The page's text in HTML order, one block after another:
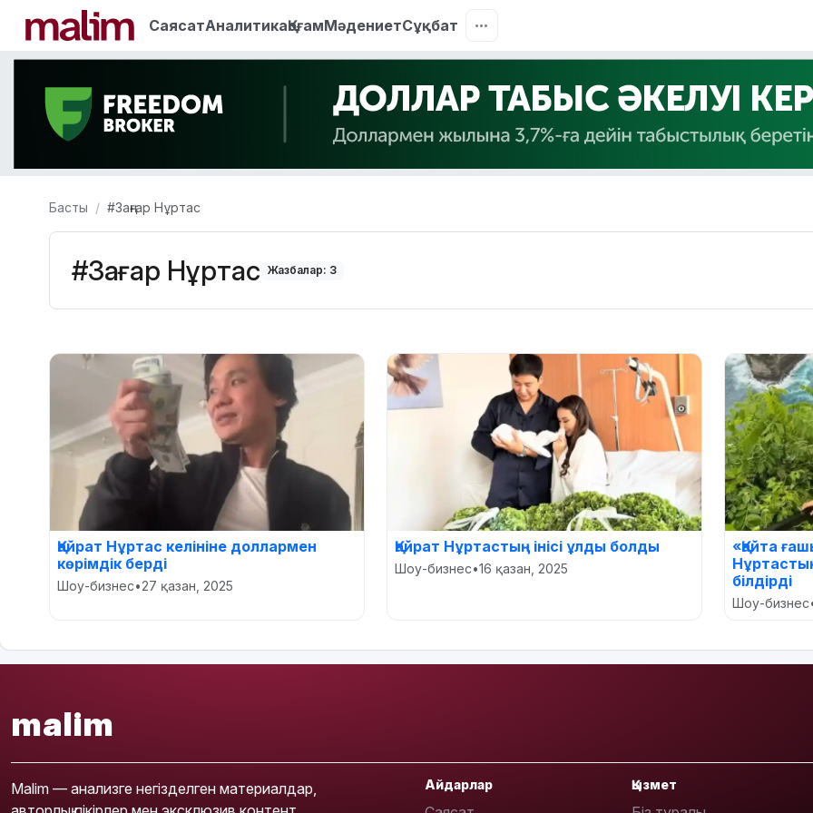
СаясатАналитикаҚоғамМәдениетСұқбат
Басты #Заңғар Нұртас
#Заңғар Нұртас Жазбалар: 3
Қайрат Нұртас келініне доллармен
көрімдік берді
Шоу-бизнес•27 қазан, 2025
Қайрат Нұртастың інісі ұлды болды
Шоу-бизнес•16 қазан, 2025
«Қайта
Нұртастың
білдірді
Шоу-бизнес
malim
Malim — анализге негізделген материалдар,
Айдарлар Қызмет